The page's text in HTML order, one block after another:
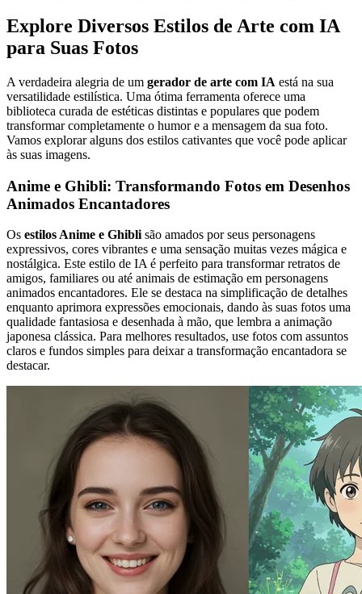
Explore Diversos Estilos de Arte com IA
para Suas Fotos
A verdadeira alegria de um gerador de arte com IA está na sua
versatilidade estilística. Uma ótima ferramenta oferece uma
biblioteca curada de estéticas distintas e populares que podem
transformar completamente o humor e a mensagem da sua foto.
Vamos explorar alguns dos estilos cativantes que você pode aplicar
às suas imagens.
Anime e Ghibli: Transformando Fotos em Desenhos
Animados Encantadores
Os estilos Anime e Ghibli são amados por seus personagens
expressivos, cores vibrantes e uma sensação muitas vezes mágica e
nostálgica. Este estilo de IA é perfeito para transformar retratos de
amigos, familiares ou até animais de estimação em personagens
animados encantadores. Ele se destaca na simplificação de detalhes
enquanto aprimora expressões emocionais, dando às suas fotos uma
qualidade fantasiosa e desenhada à mão, que lembra a animação
japonesa clássica. Para melhores resultados, use fotos com assuntos
claros e fundos simples para deixar a transformação encantadora se
destacar.